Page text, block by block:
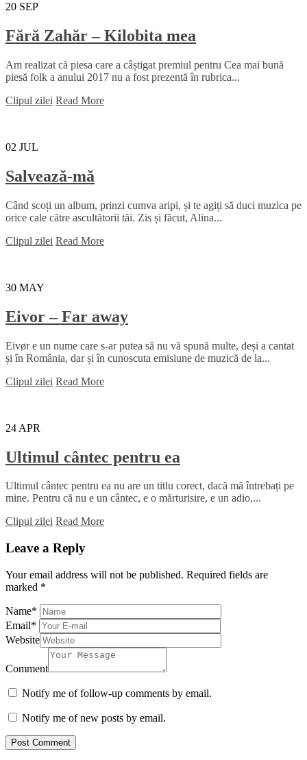
20 SEP
Fără Zahăr – Kilobita mea
Am realizat că piesa care a câștigat premiul pentru Cea mai bună
piesă folk a anului 2017 nu a fost prezentă în rubrica...
Clipul zilei Read More
02 JUL
Salvează-mă
Când scoți un album, prinzi cumva aripi, și te agiți să duci muzica pe
orice cale către ascultătorii tăi. Zis și făcut, Alina...
Clipul zilei Read More
30 MAY
Eivor – Far away
Eivør e un nume care s-ar putea să nu vă spună multe, deși a cantat
și în România, dar și în cunoscuta emisiune de muzică de la...
Clipul zilei Read More
24 APR
Ultimul cântec pentru ea
Ultimul cântec pentru ea nu are un titlu corect, dacă mă întrebați pe
mine. Pentru că nu e un cântec, e o mărturisire, e un adio,...
Clipul zilei Read More
Leave a Reply
Your email address will not be published. Required fields are
marked *
Name*
Email*
Website
Comment
Notify me of follow-up comments by email.
Notify me of new posts by email.